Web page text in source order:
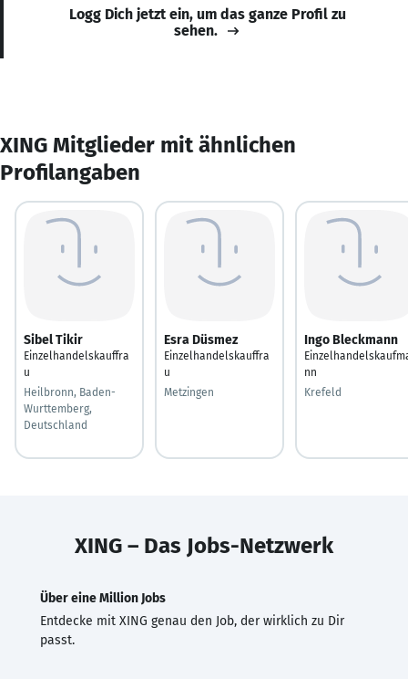
Logg Dich jetzt ein, um das ganze Profil zu
sehen.
XING Mitglieder mit ähnlichen
Profilangaben
Sibel Tikir
Einzelhandelskauffra
u
Heilbronn, Baden-
Wurttemberg,
Deutschland
Esra Düsmez
Einzelhandelskauffra
u
Metzingen
Ingo Bleckmann
nn
Krefeld
XING – Das Jobs-Netzwerk
Über eine Million Jobs
Entdecke mit XING genau den Job, der wirklich zu Dir
passt.